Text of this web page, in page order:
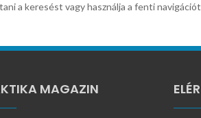
a keresést vagy használja a fenti
MAGAZIN